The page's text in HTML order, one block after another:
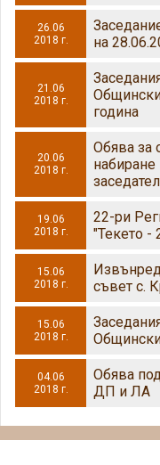
26.06
2018 г.
на
21.06
2018 г.
година
20.06
2018 г.
Обява за
19.06
2018 г.
22-ри
"Текето -
15.06
2018 г.
съвет с.
15.06
2018 г.
04.06
2018 г.
Обява
ДП и ЛА